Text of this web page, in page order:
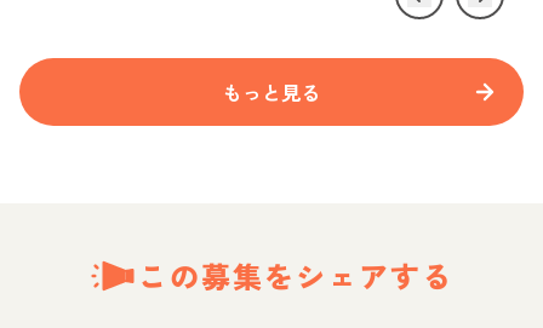
もっと見る
この募集をシェアする